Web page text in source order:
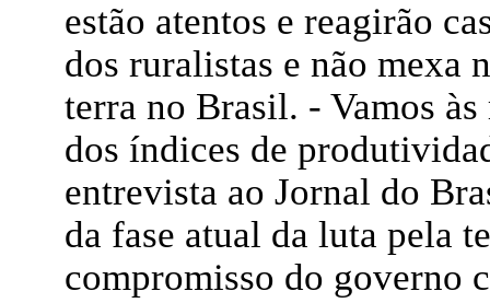
estão atentos e reagirão
dos ruralistas e não mexa
terra no Brasil. - Vamos
dos índices de
entrevista ao Jornal do
da fase atual da luta pela
compromisso do governo